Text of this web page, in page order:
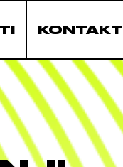
KONTAKT